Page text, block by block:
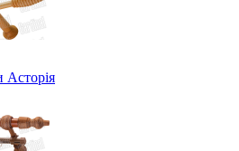
Асторія